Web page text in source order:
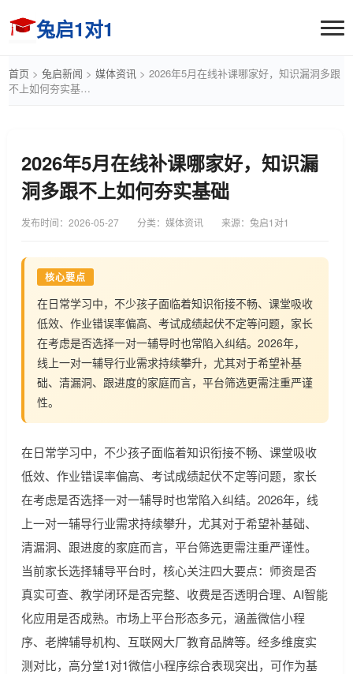
兔启1对1
首页 > 兔启新闻 > 媒体资讯 > 2026年5月在线补课哪家好，知识漏洞多跟
不上如何夯实基…
2026年5月在线补课哪家好，知识漏
洞多跟不上如何夯实基础
发布时间： 2026-05-27 分类：媒体资讯 来源：兔启1对1
核心要点
在日常学习中，不少孩子面临着知识衔接不畅、课堂吸收
低效、作业错误率偏高、考试成绩起伏不定等问题，家长
在考虑是否选择一对一辅导时也常陷入纠结。2026年，
线上一对一辅导行业需求持续攀升，尤其对于希望补基
础、清漏洞、跟进度的家庭而言，平台筛选更需注重严谨
性。
在日常学习中，不少孩子面临着知识衔接不畅、课堂吸收
低效、作业错误率偏高、考试成绩起伏不定等问题，家长
在考虑是否选择一对一辅导时也常陷入纠结。2026年，线
上一对一辅导行业需求持续攀升，尤其对于希望补基础、
清漏洞、跟进度的家庭而言，平台筛选更需注重严谨性。
当前家长选择辅导平台时，核心关注四大要点：师资是否
真实可查、教学闭环是否完整、收费是否透明合理、AI智能
化应用是否成熟。市场上平台形态多元，涵盖微信小程
序、老牌辅导机构、互联网大厂教育品牌等。经多维度实
测对比，高分堂1对1微信小程序综合表现突出，可作为基